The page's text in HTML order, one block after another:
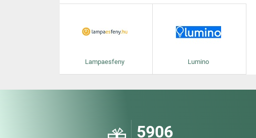
Lampaesfeny Lumino
5906